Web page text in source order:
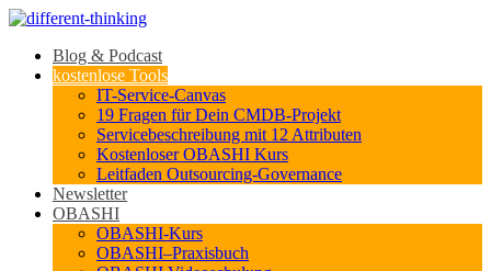
Blog & Podcast
kostenlose Tools
IT-Service-Canvas
19 Fragen für Dein CMDB-Projekt
Servicebeschreibung mit 12 Attributen
Kostenloser OBASHI Kurs
Leitfaden Outsourcing-Governance
Newsletter
OBASHI
OBASHI-Kurs
OBASHI–Praxisbuch